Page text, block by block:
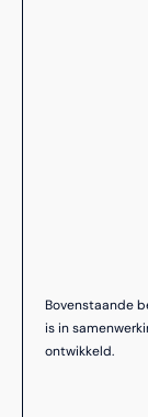
de
Bovenstaande
is in
ontwikkeld.